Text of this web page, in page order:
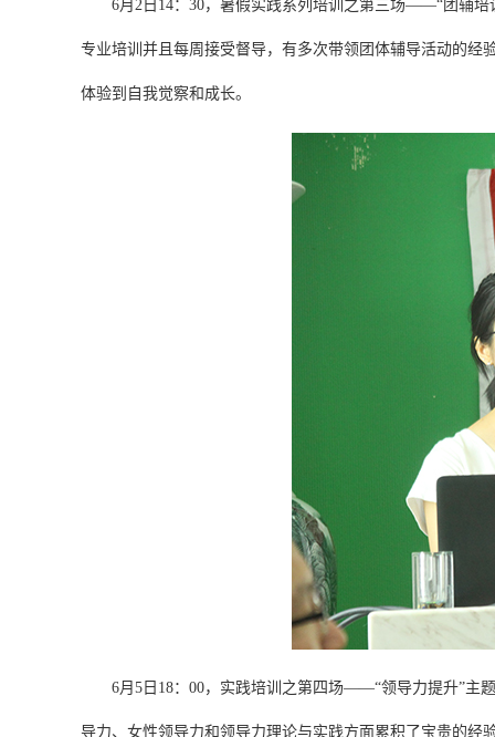
6月2日14：30，暑假实践系列培训之第三场——“团辅培
专业培训并且每周接受督导，有多次带领团体辅导活动的
体验到自我觉察和成长。
6月5日18：00，实践培训之第四场——“领导力提升”主
导力、女性领导力和领导力理论与实践方面累积了宝贵的